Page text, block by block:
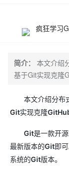
疯狂学习
简介：
本文介绍
基于Git实现克隆
本文介绍分布
Git实现克隆
Git是一款开
最新版本的Git即
系统的Git版本。